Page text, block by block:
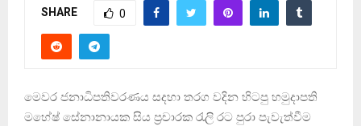
SHARE 0
මෙවර ජනාධිපතිවරණය සදහා තරග වදින හිටපු හමුදාපති
මහේෂ් සේනානායක සිය ප‍්‍රචාරක රැලි රට පුරා පැවැත්වීම